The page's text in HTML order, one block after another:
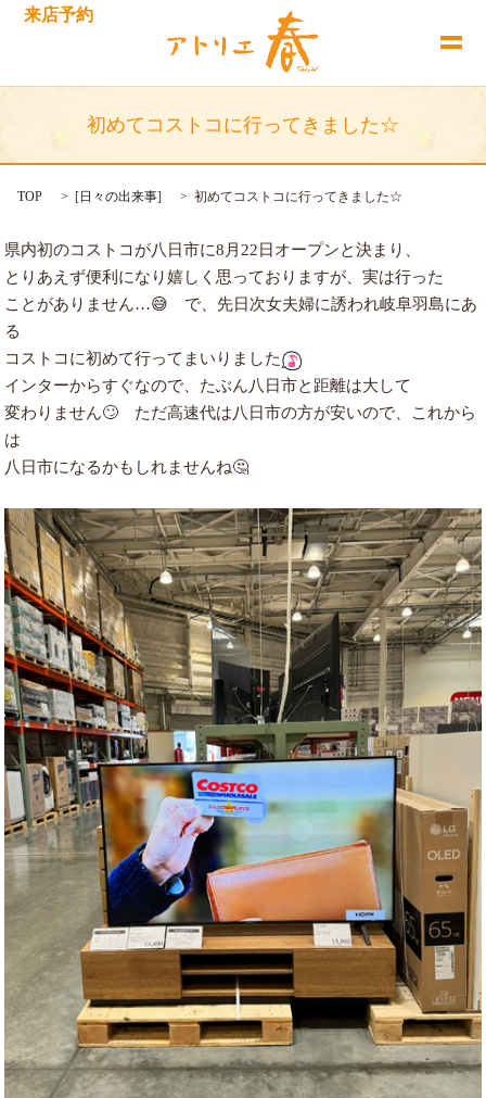
来店予約
初めてコストコに行ってきました☆
TOP [日々の出来事] 初めてコストコに行ってきました☆
県内初のコストコが八日市に8月22日オープンと決まり、
とりあえず便利になり嬉しく思っておりますが、実は行った
ことがありません…😅 で、先日次女夫婦に誘われ岐阜羽島にあ
る
コストコに初めて行ってまいりました
インターからすぐなので、たぶん八日市と距離は大して
変わりません🙄 ただ高速代は八日市の方が安いので、これから
は
八日市になるかもしれませんね🤔